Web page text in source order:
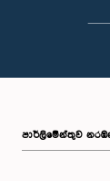
පාර්ලි‌මේන්තුව